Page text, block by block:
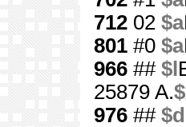
712 02 $a
801 #0 $a
966 ## $l
25879 A.
976 ## $d